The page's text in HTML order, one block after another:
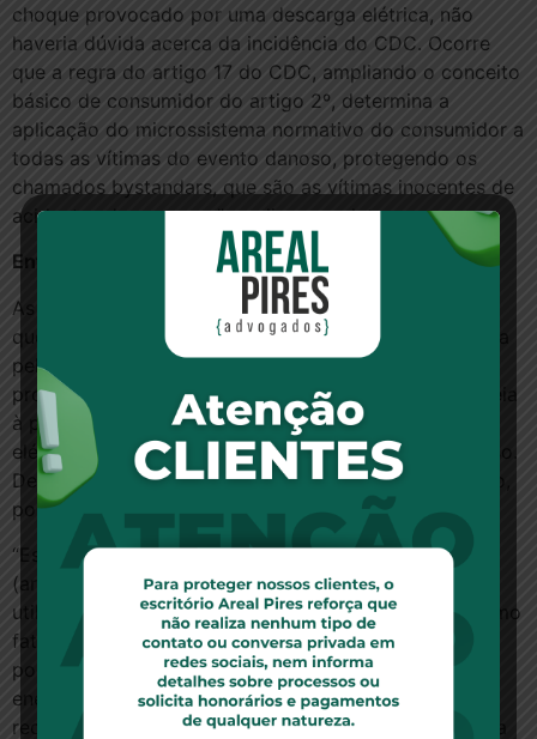
choque provocado por uma descarga elétrica, não
haveria dúvida acerca da incidência do CDC. Ocorre
que a regra do artigo 17 do CDC, ampliando o conceito
básico de consumidor do artigo 2º, determina a
aplicação do microssistema normativo do consumidor a
todas as vítimas do evento danoso, protegendo os
chamados bystandars, que são as vítimas inocentes de
acidentes de consumo”, explicou o relator.
Entendimento unânime
As empresas interpuseram agravos regimentais para
que a decisão monocrática do relator fosse reavaliada
pela Terceira Turma. Sustentaram que a atividade de
produção e conservação de postes de madeira é alheia
à prestação do serviço de distribuição de energia
elétrica e que não poderia ser aplicado o CDC ao caso.
Defenderam a aplicação do prazo trienal. O colegiado,
porém, manteve o entendimento do relator.
“Esse fato, de um lado, constitui fato do produto
(artigo 12), em face das substâncias químicas
utilizadas, e, de outro lado, apresenta-se também como
fato do serviço (artigo 14), pois o tratamento dos
postes de luz liga-se ao serviço de distribuição de
energia elétrica, que é a atividade fim da empresa
recorrida. Consequentemente, a prescrição é regulada